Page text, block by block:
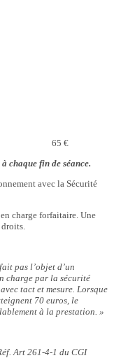
65 €
chaque fin de séance.
avec la Sécurité
charge forfaitaire. Une
pas l’objet d’un
charge par la sécurité
tact et mesure. Lorsque
70 euros, le
à la prestation. »
Art 261-4-1 du CGI